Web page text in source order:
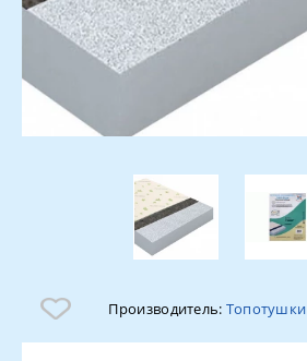
Производитель: Топотушки